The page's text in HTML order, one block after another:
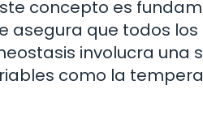
concepto es
asegura que todos
involucra una
como la